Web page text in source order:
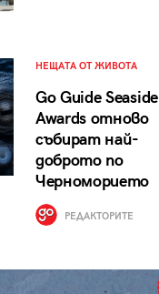
НЕЩАТА ОТ ЖИВОТА
Go Guide Seaside
Awards отново
събират най-
доброто по
Черноморието
РЕДАКТОРИТЕ